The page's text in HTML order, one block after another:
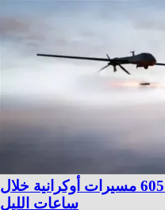
الدفاع الروسية: إسقاط 605 مسيرات أوكرانية خلال
ساعات الليل